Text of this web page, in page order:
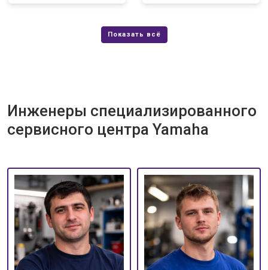
Инженеры специализированного
сервисного центра Yamaha